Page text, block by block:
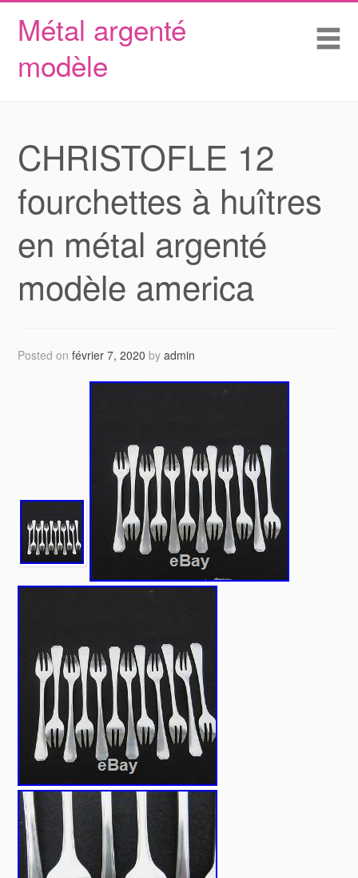
Métal argenté
modèle
Skip to content
Accueil
Conditions d’utilisation
CHRISTOFLE 12
fourchettes à huîtres
en métal argenté
modèle america
Posted onfévrier 7, 2020 byadmin